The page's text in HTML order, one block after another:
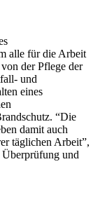
alle für die Arbeit
der Pflege der
und
eines
“Die
damit auch
täglichen Arbeit”,
und